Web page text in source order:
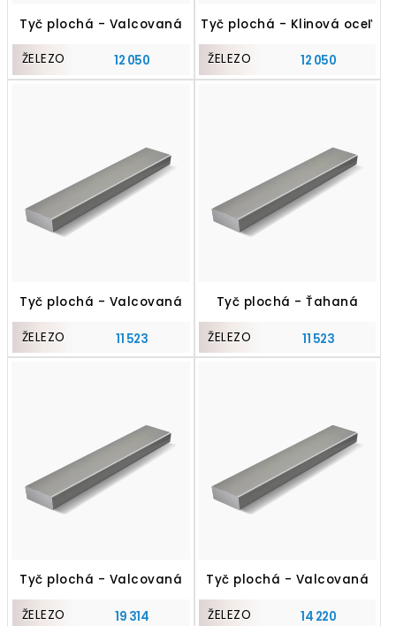
Tyč plochá - Valcovaná
ŽELEZO 12 050
Tyč plochá - Klinová oceľ
ŽELEZO 12 050
Tyč plochá - Valcovaná
ŽELEZO 11 523
Tyč plochá - Ťahaná
ŽELEZO 11 523
Tyč plochá - Valcovaná
ŽELEZO 19 314
Tyč plochá - Valcovaná
ŽELEZO 14 220